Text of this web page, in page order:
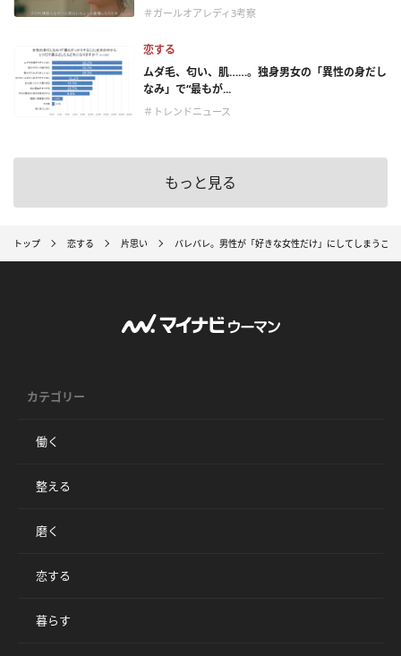
＃ガールオアレディ3考察
恋する
ムダ毛、匂い、肌……。独身男女の「異性の身だし
なみ」で“最もが...
＃トレンドニュース
もっと見る
トップ 恋する 片思い バレバレ。男性が「好きな女性だけ」にしてしまうこと
カテゴリー
働く
整える
磨く
恋する
暮らす